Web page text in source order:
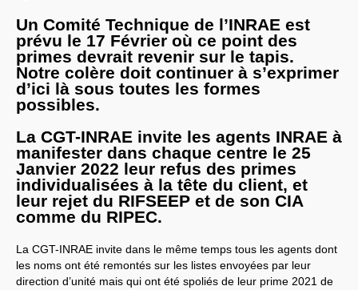
Un Comité Technique de l’INRAE est
prévu le 17 Février où ce point des
primes devrait revenir sur le tapis.
Notre colère doit continuer à s’exprimer
d’ici là sous toutes les formes
possibles.
La CGT-INRAE invite les agents INRAE à
manifester dans chaque centre le 25
Janvier 2022 leur refus des primes
individualisées à la tête du client, et
leur rejet du RIFSEEP et de son CIA
comme du RIPEC.
La CGT-INRAE invite dans le même temps tous les agents dont
les noms ont été remontés sur les listes envoyées par leur
direction d’unité mais qui ont été spoliés de leur prime 2021 de